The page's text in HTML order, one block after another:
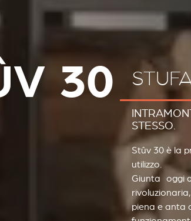
30
STESSO.
Stûv 30 è la
utilizzo.
Giunta oggi
piena e anta